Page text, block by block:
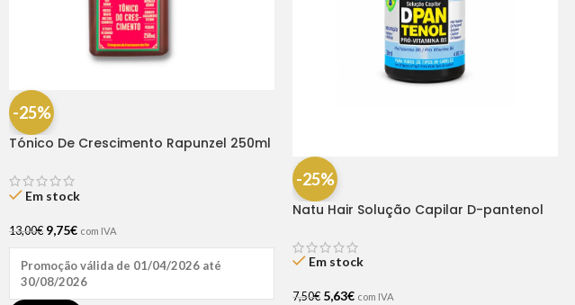
-25%
Tónico De Crescimento Rapunzel 250ml
Em stock
13,00€ 9,75€ com IVA
Promoção válida de 01/04/2026 até
30/08/2026
-25%
Natu Hair Solução Capilar D-pantenol
Em stock
7,50€ 5,63€ com IVA